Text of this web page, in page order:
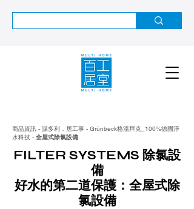
商品資訊 - 謀多利．居工事 - Grünbeck格溫拜克_100%德國淨
水科技 - 全屋式除氯設備
FILTER SYSTEMS 除氯設
備
好水的第二道保護：全屋式除
氯設備